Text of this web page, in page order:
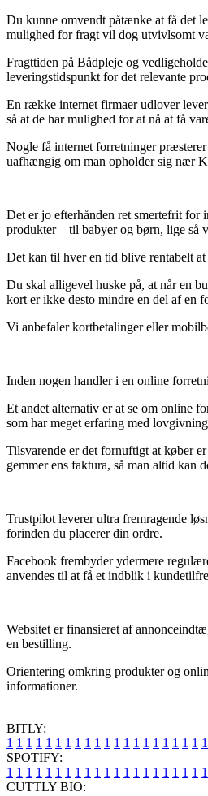
Du kunne omvendt påtænke at få det
mulighed for fragt vil dog utvivlsomt
Fragttiden på Bådpleje og
leveringstidspunkt for det relevante
En række internet firmaer udlover
så at de har mulighed for at nå at få
Nogle få internet forretninger
uafhængig om man opholder sig nær
Det er jo efterhånden ret smertefrit for
produkter – til babyer og børn, lige så
Det kan til hver en tid blive rentabelt
Du skal alligevel huske på, at når en
kort er ikke desto mindre en del af en
Vi anbefaler kortbetalinger eller
Inden nogen handler i en online
Et andet alternativ er at se om online
som har meget erfaring med
Tilsvarende er det fornuftigt at køber
gemmer ens faktura, så man altid
Trustpilot leverer ultra fremragende
forinden du placerer din ordre.
Facebook frembyder ydermere
anvendes til at få et indblik i
Websitet er finansieret af
en bestilling.
Orientering omkring produkter og
informationer.
BITLY:
1 1 1 1 1 1 1 1 1 1 1 1 1 1 1 1 1 1 1 1 1
SPOTIFY:
1 1 1 1 1 1 1 1 1 1 1 1 1 1 1 1 1 1 1 1 1
CUTTLY BIO: